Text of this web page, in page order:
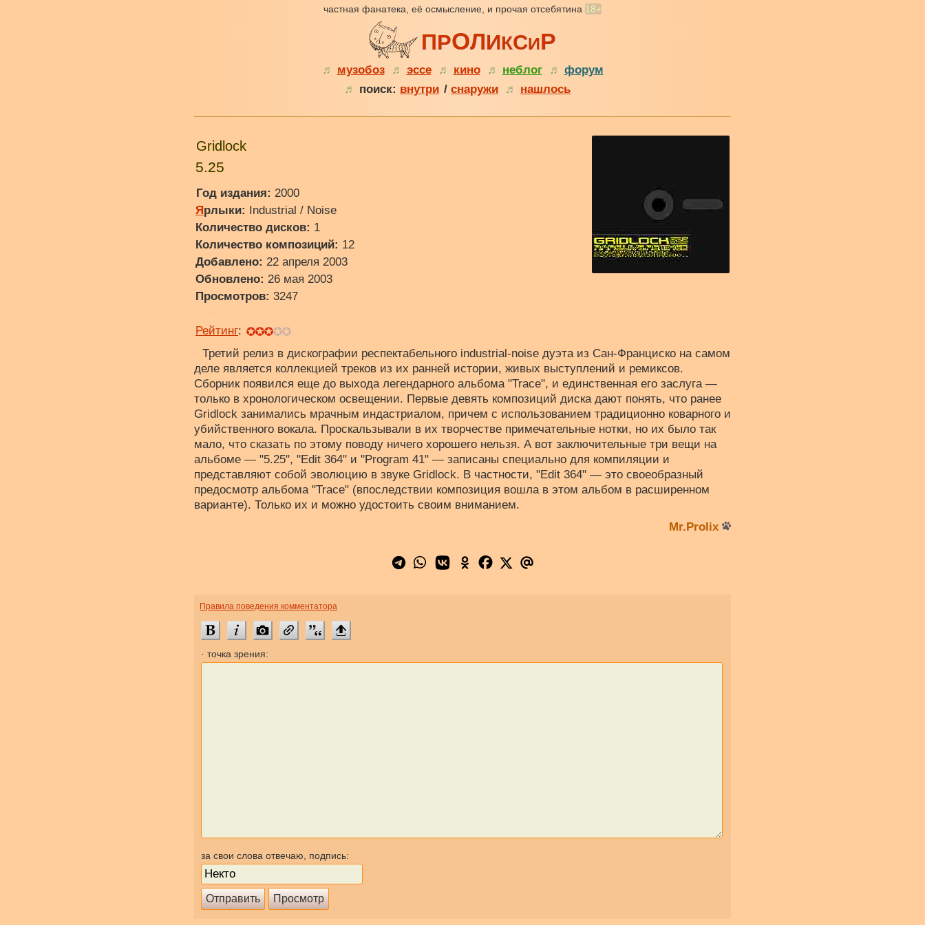
частная фанатека, её осмысление, и прочая отсебятина 18+
ПРОЛИКСИР
♬ музобоз ♬ эссе ♬ кино ♬ неблог ♬ форум
♬
поиск: внутри / снаружи ♬ нашлось
Gridlock
5.25
Год издания: 2000
Ярлыки: Industrial / Noise
Количество дисков: 1
Количество композиций: 12
Добавлено: 22 апреля 2003
Обновлено: 26 мая 2003
Просмотров: 3247
Рейтинг:
Третий релиз в дискографии респектабельного industrial-noise дуэта из Сан-Франциско на самом
деле является коллекцией треков из их ранней истории, живых выступлений и ремиксов.
Сборник появился еще до выхода легендарного альбома "Trace", и единственная его заслуга —
только в хронологическом освещении. Первые девять композиций диска дают понять, что ранее
Gridlock занимались мрачным индастриалом, причем с использованием традиционно коварного и
убийственного вокала. Проскальзывали в их творчестве примечательные нотки, но их было так
мало, что сказать по этому поводу ничего хорошего нельзя. А вот заключительные три вещи на
альбоме — "5.25", "Edit 364" и "Program 41" — записаны специально для компиляции и
представляют собой эволюцию в звуке Gridlock. В частности, "Edit 364" — это своеобразный
предосмотр альбома "Trace" (впоследствии композиция вошла в этом альбом в расширенном
варианте). Только их и можно удостоить своим вниманием.
Mr.Prolix
Правила поведения комментатора
· точка зрения:
за свои слова отвечаю, подпись: